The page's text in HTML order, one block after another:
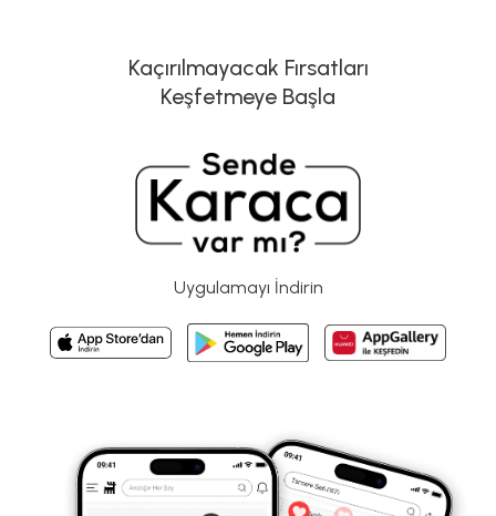
Kaçırılmayacak Fırsatları
Keşfetmeye Başla
Uygulamayı İndirin